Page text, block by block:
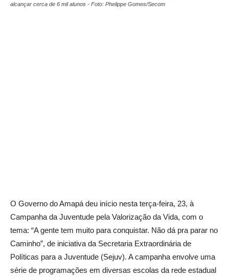
alcançar cerca de 6 mil alunos - Foto: Phelippe Gomes/Secom
O Governo do Amapá deu início nesta terça-feira, 23, à
Campanha da Juventude pela Valorização da Vida, com o
tema: “A gente tem muito para conquistar. Não dá pra parar no
Caminho”, de iniciativa da Secretaria Extraordinária de
Políticas para a Juventude (Sejuv). A campanha envolve uma
série de programações em diversas escolas da rede estadual